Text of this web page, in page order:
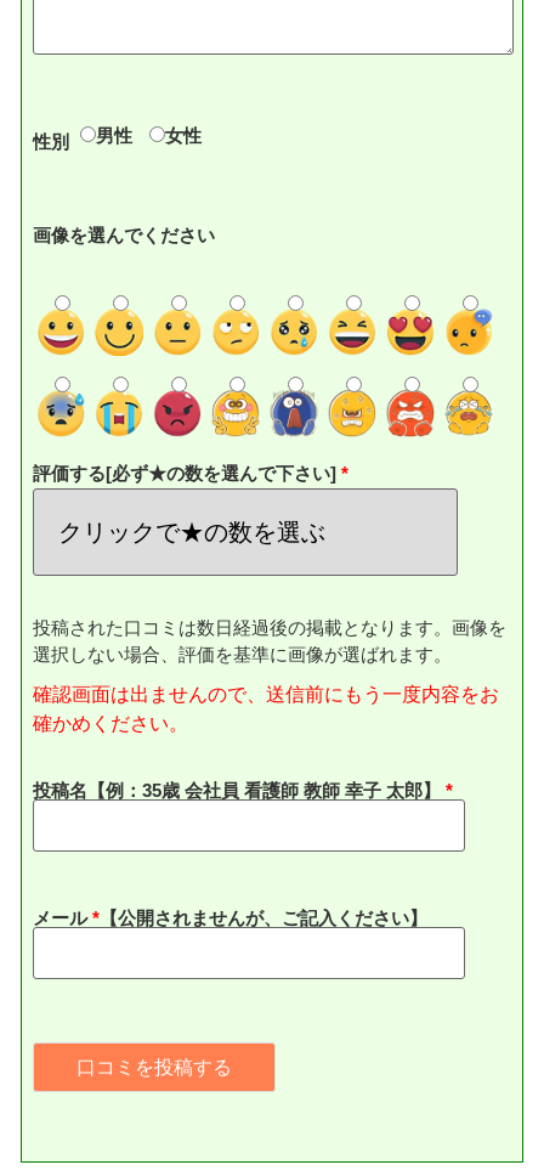
性別 男性 女性
画像を選んでください
評価する[必ず★の数を選んで下さい]
投稿された口コミは数日経過後の掲載となります。画像を
選択しない場合、評価を基準に画像が選ばれます。
確認画面は出ませんので、送信前にもう一度内容をお
確かめください。
投稿名【例：35歳 会社員 看護師 教師 幸子 太郎】
メール* 【公開されませんが、ご記入ください】